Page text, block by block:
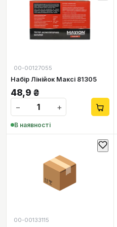
00-00127055
Набір Лінійок Максі 81305
48,9 ₴
−
+
В наявності
📦
00-00133115